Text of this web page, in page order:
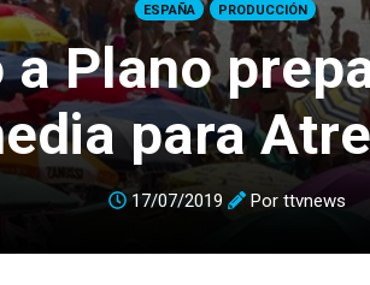
ESPAÑA PRODUCCIÓN
a Plano
para
17/07/2019 Por ttvnews